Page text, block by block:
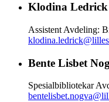
Klodina Ledrick
Assistent Avdeling:
Bente Lisbet
Spesialbibliotekar